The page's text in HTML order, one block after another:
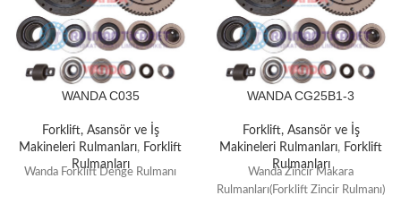
WANDA C035
Forklift, Asansör ve İş
Makineleri Rulmanları, Forklift
Rulmanları
Wanda Forklift Denge Rulmanı
WANDA CG25B1-3
Forklift, Asansör ve İş
Makineleri Rulmanları, Forklift
Rulmanları
Wanda Zincir Makara
Rulmanları(Forklift Zincir Rulmanı)